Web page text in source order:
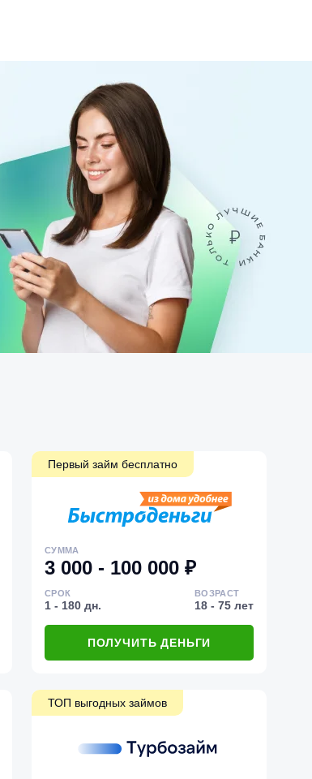
Первый займ бесплатно
СУММА
3 000 - 100 000 ₽
СРОК
1 - 180 дн.
ВОЗРАСТ
18 - 75 лет
ПОЛУЧИТЬ ДЕНЬГИ
ТОП выгодных займов